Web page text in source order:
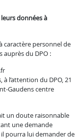
données à
caractère personnel de
auprès du DPO :
l’attention du DPO, 21
Gaudens centre
un doute raisonnable
une demande
pourra lui demander de